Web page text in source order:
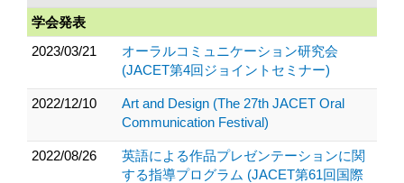
学会発表
2023/03/21
オーラルコミュニケーション研究会
(JACET第4回ジョイントセミナー)
2022/12/10
Art and Design (The 27th JACET Oral
Communication Festival)
2022/08/26
英語による作品プレゼンテーションに関
する指導プログラム (JACET第61回国際